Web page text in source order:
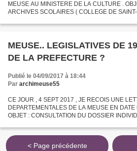
MEUSE AU MINISTERE DE LA CULTURE .
ARCHIVES SCOLAIRES ( COLLEGE DE
SCIENTIFIQUE...
MEUSE.. LEGISLATIVES DE 1978 . NOYAUTAGE
DE LA PREFECTURE ?
Publié le 04/09/2017 à 18:44
Par archimeuse55
CE JOUR , 4 SEPT 2017 , JE RECOIS UNE
DEPARTEMENTALES DE LA MEUSE EN
OBJET : CONSULTATION DU DOSSIER
SOLLICITEZ LA CONSULTATION...
< Page précédente